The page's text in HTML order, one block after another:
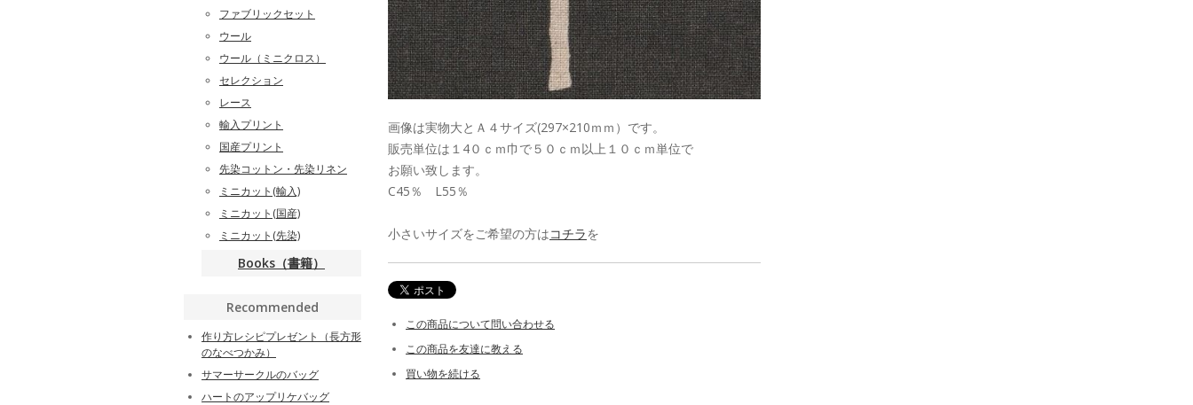
画像は実物大とＡ４サイズ(297×210ｍｍ）です。
販売単位は１4０ｃｍ巾で５０ｃｍ以上１０ｃｍ単位で
お願い致します。
C45％ L55％
小さいサイズをご希望の方はコチラを
この商品について問い合わせる
この商品を友達に教える
買い物を続ける
ファブリックセット
ウール
ウール（ミニクロス）
セレクション
レース
輸入プリント
国産プリント
先染コットン・先染リネン
ミニカット(輸入)
ミニカット(国産)
ミニカット(先染)
Books（書籍）
Recommended
作り方レシピプレゼント（長方形
のなべつかみ）
サマーサークルのバッグ
ハートのアップリケバッグ